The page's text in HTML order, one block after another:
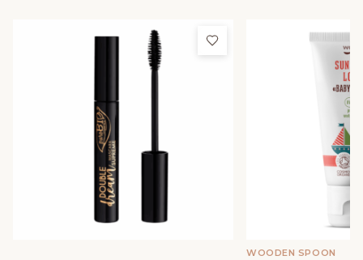
Добави в любими
WOODEN SPOON